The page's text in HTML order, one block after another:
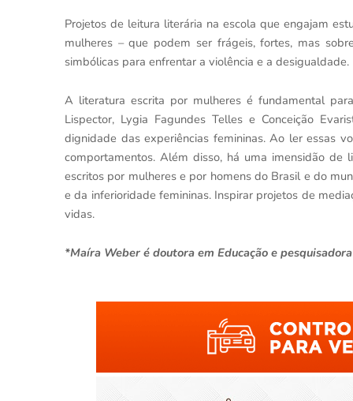
Projetos de leitura literária na escola que engajam
mulheres – que podem ser frágeis, fortes, mas
simbólicas para enfrentar a violência e a desigualdade.
A literatura escrita por mulheres é fundamental
Lispector, Lygia Fagundes Telles e Conceição
dignidade das experiências femininas. Ao ler essas
comportamentos. Além disso, há uma imensidão
escritos por mulheres e por homens do Brasil e do
e da inferioridade femininas. Inspirar projetos de
vidas.
*Maíra Weber é doutora em Educação e